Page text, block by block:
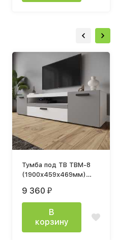
Тумба под ТВ ТВМ-8
(1900х459х469мм)
9 360 ₽
В
корзину